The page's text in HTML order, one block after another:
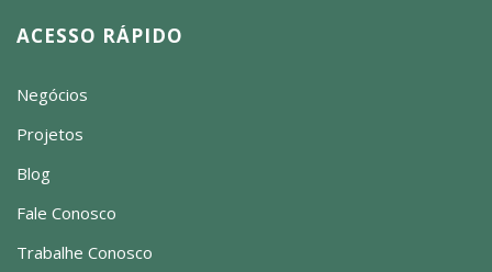
ACESSO RÁPIDO
Negócios
Projetos
Blog
Fale Conosco
Trabalhe Conosco